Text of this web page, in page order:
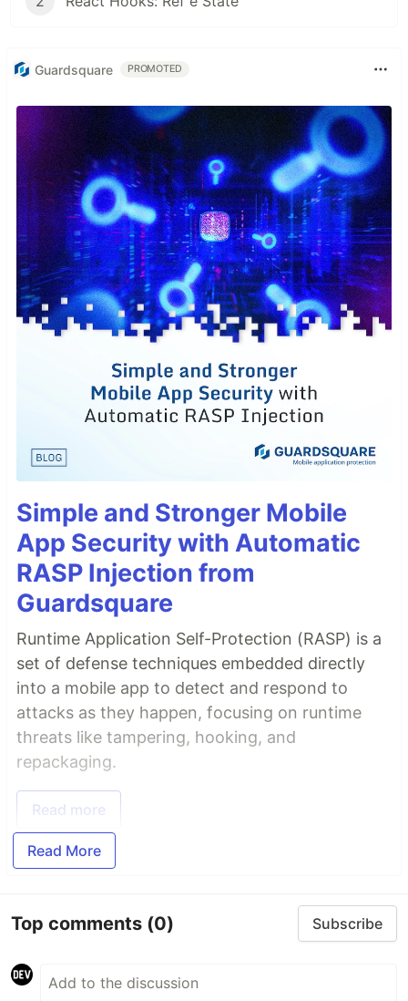
Guardsquare PROMOTED
Simple and Stronger Mobile
App Security with Automatic
RASP Injection from
Guardsquare
Runtime Application Self-Protection (RASP) is a
set of defense techniques embedded directly
into a mobile app to detect and respond to
attacks as they happen, focusing on runtime
threats like tampering, hooking, and
repackaging.
Read more
Read More
Top comments (0) Subscribe